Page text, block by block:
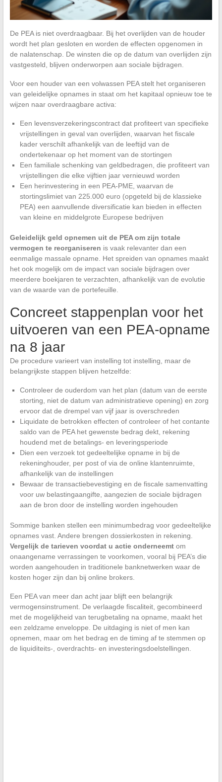
De PEA is niet overdraagbaar. Bij het overlijden van de houder
wordt het plan gesloten en worden de effecten opgenomen in
de nalatenschap. De winsten die op de datum van overlijden zijn
vastgesteld, blijven onderworpen aan sociale bijdragen.
Voor een houder van een volwassen PEA stelt het organiseren
van geleidelijke opnames in staat om het kapitaal opnieuw toe te
wijzen naar overdraagbare activa:
Een levensverzekeringscontract dat profiteert van specifieke
vrijstellingen in geval van overlijden, waarvan het fiscale
kader verschilt afhankelijk van de leeftijd van de
ondertekenaar op het moment van de stortingen
Een familiale schenking van geldbedragen, die profiteert van
vrijstellingen die elke vijftien jaar vernieuwd worden
Een herinvestering in een PEA-PME, waarvan de
stortingslimiet van 225.000 euro (opgeteld bij de klassieke
PEA) een aanvullende diversificatie kan bieden in effecten
van kleine en middelgrote Europese bedrijven
Geleidelijk geld opnemen uit de PEA om zijn totale
vermogen te reorganiseren is vaak relevanter dan een
eenmalige massale opname. Het spreiden van opnames maakt
het ook mogelijk om de impact van sociale bijdragen over
meerdere boekjaren te verzachten, afhankelijk van de evolutie
van de waarde van de portefeuille.
Concreet stappenplan voor het
uitvoeren van een PEA-opname
na 8 jaar
De procedure varieert van instelling tot instelling, maar de
belangrijkste stappen blijven hetzelfde:
Controleer de ouderdom van het plan (datum van de eerste
storting, niet de datum van administratieve opening) en zorg
ervoor dat de drempel van vijf jaar is overschreden
Liquidate de betrokken effecten of controleer of het contante
saldo van de PEA het gewenste bedrag dekt, rekening
houdend met de betalings- en leveringsperiode
Dien een verzoek tot gedeeltelijke opname in bij de
rekeninghouder, per post of via de online klantenruimte,
afhankelijk van de instellingen
Bewaar de transactiebevestiging en de fiscale samenvatting
voor uw belastingaangifte, aangezien de sociale bijdragen
aan de bron door de instelling worden ingehouden
Sommige banken stellen een minimumbedrag voor gedeeltelijke
opnames vast. Andere brengen dossierkosten in rekening.
Vergelijk de tarieven voordat u actie onderneemtom
onaangename verrassingen te voorkomen, vooral bij PEA’s die
worden aangehouden in traditionele banknetwerken waar de
kosten hoger zijn dan bij online brokers.
Een PEA van meer dan acht jaar blijft een belangrijk
vermogensinstrument. De verlaagde fiscaliteit, gecombineerd
met de mogelijkheid van terugbetaling na opname, maakt het
een zeldzame enveloppe. De uitdaging is niet of men kan
opnemen, maar om het bedrag en de timing af te stemmen op
de liquiditeits-, overdrachts- en investeringsdoelstellingen.